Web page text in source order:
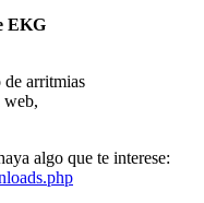
EKG
de arritmias
web,
algo que te interese: